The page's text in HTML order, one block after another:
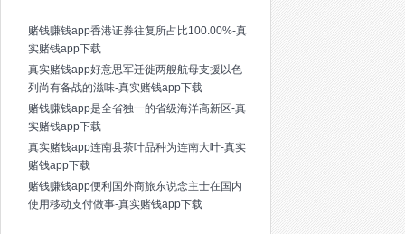
赌钱赚钱app香港证券往复所占比100.00%-真
实赌钱app下载
真实赌钱app好意思军迁徙两艘航母支援以色
列尚有备战的滋味-真实赌钱app下载
赌钱赚钱app是全省独一的省级海洋高新区-真
实赌钱app下载
真实赌钱app连南县茶叶品种为连南大叶-真实
赌钱app下载
赌钱赚钱app便利国外商旅东说念主士在国内
使用移动支付做事-真实赌钱app下载